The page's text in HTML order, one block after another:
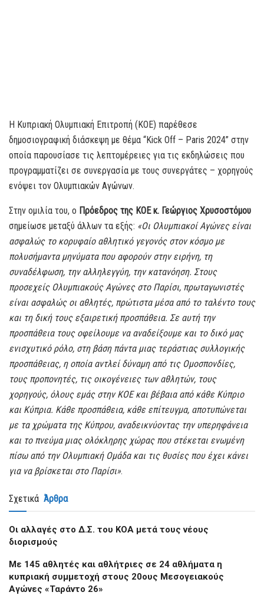
Η Κυπριακή Ολυμπιακή Επιτροπή (ΚΟΕ) παρέθεσε
δημοσιογραφική διάσκεψη με θέμα “Kick Off – Paris 2024” στην
οποία παρουσίασε τις λεπτομέρειες για τις εκδηλώσεις που
προγραμματίζει σε συνεργασία με τους συνεργάτες – χορηγούς
ενόψει τον Ολυμπιακών Αγώνων.
Στην ομιλία του, ο Πρόεδρος της ΚΟΕ κ. Γεώργιος Χρυσοστόμου
σημείωσε μεταξύ άλλων τα εξής: «Οι Ολυμπιακοί Αγώνες είναι
ασφαλώς το κορυφαίο αθλητικό γεγονός στον κόσμο με
πολυσήμαντα μηνύματα που αφορούν στην ειρήνη, τη
συναδέλφωση, την αλληλεγγύη, την κατανόηση. Στους
προσεχείς Ολυμπιακούς Αγώνες στο Παρίσι, πρωταγωνιστές
είναι ασφαλώς οι αθλητές, πρώτιστα μέσα από το ταλέντο τους
και τη δική τους εξαιρετική προσπάθεια. Σε αυτή την
προσπάθεια τους οφείλουμε να αναδείξουμε και το δικό μας
ενισχυτικό ρόλο, στη βάση πάντα μιας τεράστιας συλλογικής
προσπάθειας, η οποία αντλεί δύναμη από τις Ομοσπονδίες,
τους προπονητές, τις οικογένειες των αθλητών, τους
χορηγούς, όλους εμάς στην ΚΟΕ και βέβαια από κάθε Κύπριο
και Κύπρια. Κάθε προσπάθεια, κάθε επίτευγμα, αποτυπώνεται
με τα χρώματα της Κύπρου, αναδεικνύοντας την υπερηφάνεια
και το πνεύμα μιας ολόκληρης χώρας που στέκεται ενωμένη
πίσω από την Ολυμπιακή Ομάδα και τις θυσίες που έχει κάνει
για να βρίσκεται στο Παρίσι».
Σχετικά Άρθρα
Οι αλλαγές στο Δ.Σ. του ΚΟΑ μετά τους νέους
διορισμούς
Με 145 αθλητές και αθλήτριες σε 24 αθλήματα η
κυπριακή συμμετοχή στους 20ους Μεσογειακούς
Αγώνες «Ταράντο 26»